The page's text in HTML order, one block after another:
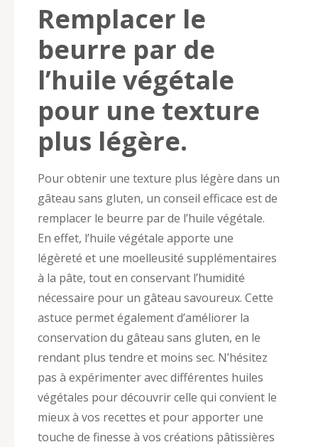
Remplacer le
beurre par de
l’huile végétale
pour une texture
plus légère.
Pour obtenir une texture plus légère dans un
gâteau sans gluten, un conseil efficace est de
remplacer le beurre par de l’huile végétale.
En effet, l’huile végétale apporte une
légèreté et une moelleusité supplémentaires
à la pâte, tout en conservant l’humidité
nécessaire pour un gâteau savoureux. Cette
astuce permet également d’améliorer la
conservation du gâteau sans gluten, en le
rendant plus tendre et moins sec. N’hésitez
pas à expérimenter avec différentes huiles
végétales pour découvrir celle qui convient le
mieux à vos recettes et pour apporter une
touche de finesse à vos créations pâtissières